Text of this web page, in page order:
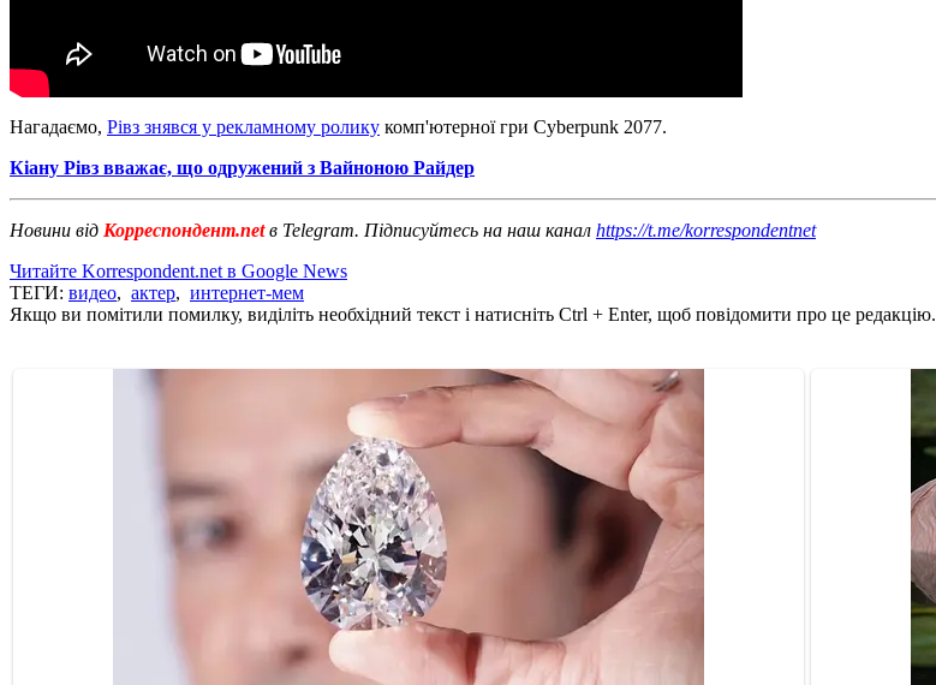
Нагадаємо, Рівз знявся у рекламному ролику комп'ютерної гри Cyberpunk 2077.
Кіану Рівз вважає, що одружений з Вайноною Райдер
Новини від Корреспондент.netв Telegram. Підписуйтесь на наш канал https://t.me/korrespondentnet
Читайте Korrespondent.net в Google News
ТЕГИ: видео, актер, интернет-мем
Якщо ви помітили помилку, виділіть необхідний текст і натисніть Ctrl + Enter, щоб повідомити про це редакцію.